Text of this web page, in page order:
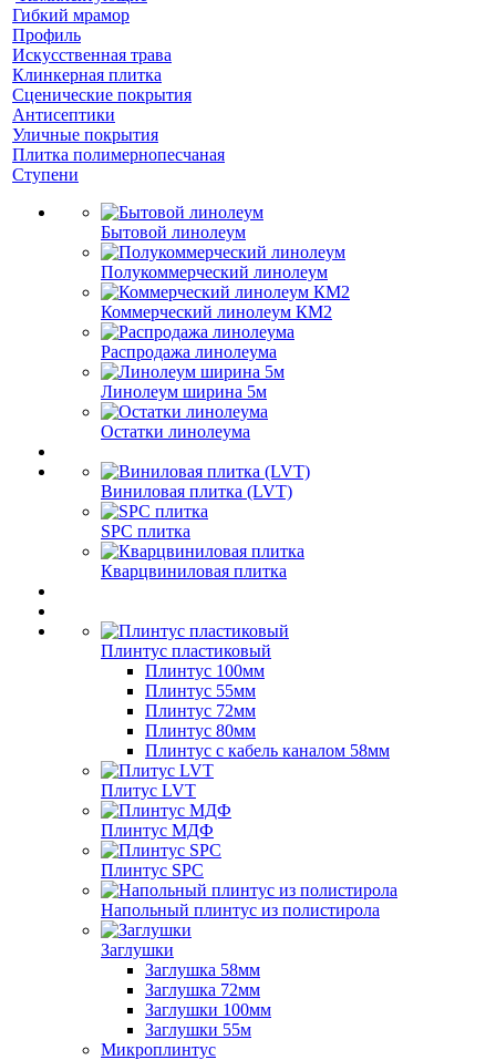
Гибкий мрамор
Профиль
Искусственная трава
Клинкерная плитка
Сценические покрытия
Антисептики
Уличные покрытия
Плитка полимернопесчаная
Ступени
Бытовой линолеум
Полукоммерческий линолеум
Коммерческий линолеум КМ2
Распродажа линолеума
Линолеум ширина 5м
Остатки линолеума
Виниловая плитка (LVT)
SPC плитка
Кварцвиниловая плитка
Плинтус пластиковый
Плинтус 100мм
Плинтус 55мм
Плинтус 72мм
Плинтус 80мм
Плинтус с кабель каналом 58мм
Плитус LVT
Плинтус МДФ
Плинтус SPC
Напольный плинтус из полистирола
Заглушки
Заглушка 58мм
Заглушка 72мм
Заглушки 100мм
Заглушки 55м
Микроплинтус